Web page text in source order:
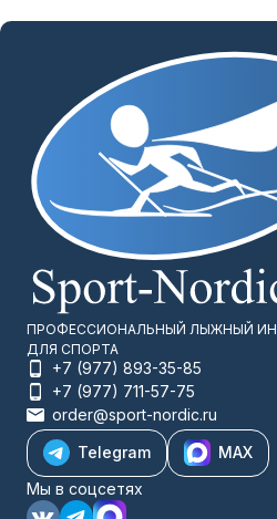
ПРОФЕССИОНАЛЬНЫЙ ЛЫЖНЫЙ
ДЛЯ СПОРТА
+7 (977) 893-35-85
+7 (977) 711-57-75
order@sport-nordic.ru
Telegram
MAX
Мы в соцсетях